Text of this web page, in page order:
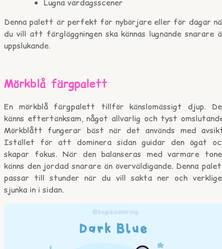
Lugna vardagsscener
Denna palett är perfekt för nybörjare eller för dagar
du vill att färgläggningen ska kännas lugnande snarare
uppslukande.
Mörkblå färgpalett
En mörkblå färgpalett tillför känslomässigt djup.
känns eftertänksam, något allvarlig och tyst
Mörkblått fungerar bäst när det används med
Istället för att dominera sidan guidar den ögat
skapar fokus. När den balanseras med varmare
känns den jordad snarare än överväldigande. Denna
passar till stunder när du vill sakta ner och
sjunka in i sidan.